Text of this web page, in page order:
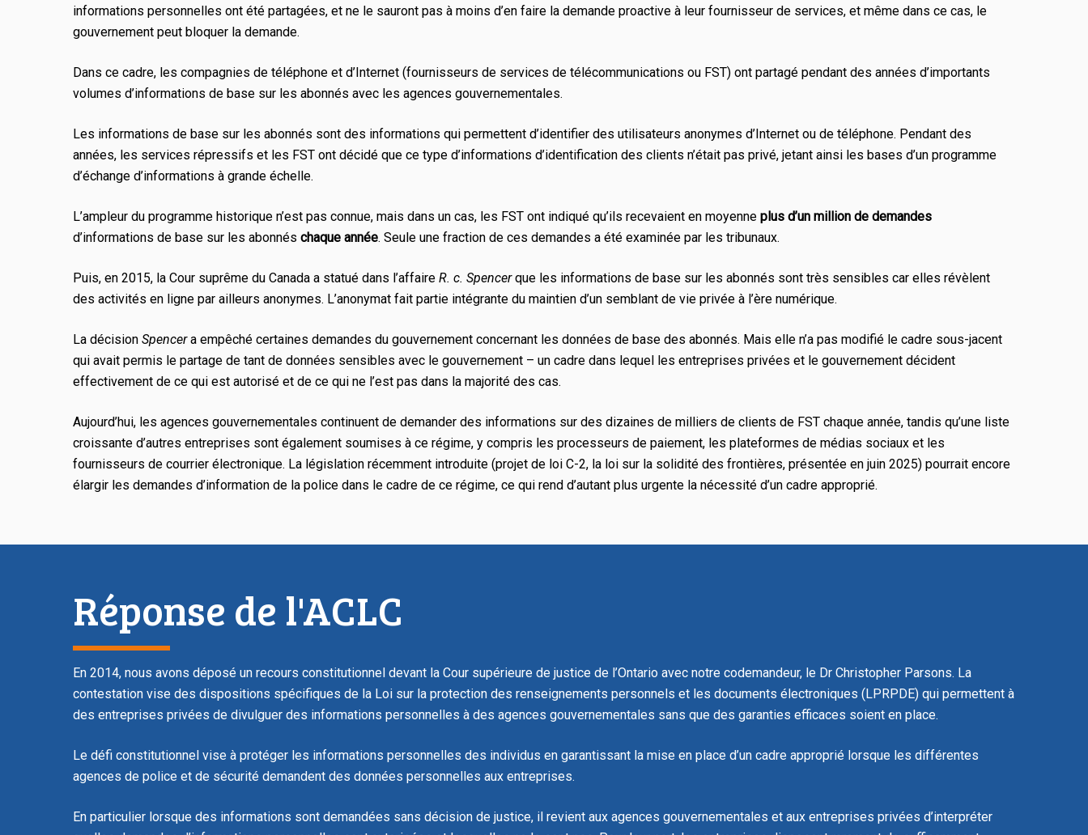
informations personnelles ont été partagées, et ne le sauront pas à moins d’en faire la demande proactive à leur fournisseur de services, et même dans ce cas, le
gouvernement peut bloquer la demande.
Dans ce cadre, les compagnies de téléphone et d’Internet (fournisseurs de services de télécommunications ou FST) ont partagé pendant des années d’importants
volumes d’informations de base sur les abonnés avec les agences gouvernementales.
Les informations de base sur les abonnés sont des informations qui permettent d’identifier des utilisateurs anonymes d’Internet ou de téléphone. Pendant des
années, les services répressifs et les FST ont décidé que ce type d’informations d’identification des clients n’était pas privé, jetant ainsi les bases d’un programme
d’échange d’informations à grande échelle.
L’ampleur du programme historique n’est pas connue, mais dans un cas, les FST ont indiqué qu’ils recevaient en moyenneplus d’un million de demandes
d’informations de base sur les abonnéschaque année. Seule une fraction de ces demandes a été examinée par les tribunaux.
Puis, en 2015, la Cour suprême du Canada a statué dans l’affaireR. c. Spencerque les informations de base sur les abonnés sont très sensibles car elles révèlent
des activités en ligne par ailleurs anonymes. L’anonymat fait partie intégrante du maintien d’un semblant de vie privée à l’ère numérique.
La décisionSpencera empêché certaines demandes du gouvernement concernant les données de base des abonnés. Mais elle n’a pas modifié le cadre sous-jacent
qui avait permis le partage de tant de données sensibles avec le gouvernement – un cadre dans lequel les entreprises privées et le gouvernement décident
effectivement de ce qui est autorisé et de ce qui ne l’est pas dans la majorité des cas.
Aujourd’hui, les agences gouvernementales continuent de demander des informations sur des dizaines de milliers de clients de FST chaque année, tandis qu’une liste
croissante d’autres entreprises sont également soumises à ce régime, y compris les processeurs de paiement, les plateformes de médias sociaux et les
fournisseurs de courrier électronique. La législation récemment introduite (projet de loi C-2, la loi sur la solidité des frontières, présentée en juin 2025) pourrait encore
élargir les demandes d’information de la police dans le cadre de ce régime, ce qui rend d’autant plus urgente la nécessité d’un cadre approprié.
Réponse de l'ACLC
En 2014, nous avons déposé un recours constitutionnel devant la Cour supérieure de justice de l’Ontario avec notre codemandeur, le Dr Christopher Parsons. La
contestation vise des dispositions spécifiques de la Loi sur la protection des renseignements personnels et les documents électroniques (LPRPDE) qui permettent à
des entreprises privées de divulguer des informations personnelles à des agences gouvernementales sans que des garanties efficaces soient en place.
Le défi constitutionnel vise à protéger les informations personnelles des individus en garantissant la mise en place d’un cadre approprié lorsque les différentes
agences de police et de sécurité demandent des données personnelles aux entreprises.
En particulier lorsque des informations sont demandées sans décision de justice, il revient aux agences gouvernementales et aux entreprises privées d’interpréter